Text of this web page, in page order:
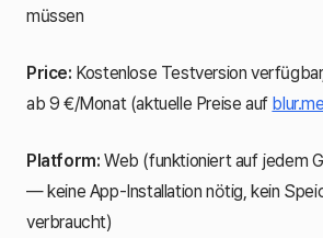
müssen
Price: Kostenlose Testversion
ab 9 €/Monat (aktuelle Preise auf
Platform: Web (funktioniert auf jedem
— keine App-Installation nötig, kein
verbraucht)